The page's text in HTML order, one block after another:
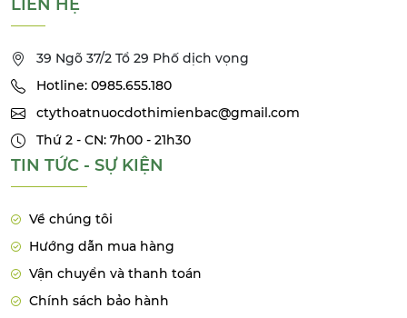
LIÊN HỆ
39 Ngõ 37/2 Tổ 29 Phố dịch vọng
Hotline: 0985.655.180
ctythoatnuocdothimienbac@gmail.com
Thứ 2 - CN: 7h00 - 21h30
TIN TỨC - SỰ KIỆN
Về chúng tôi
Hướng dẫn mua hàng
Vận chuyển và thanh toán
Chính sách bảo hành